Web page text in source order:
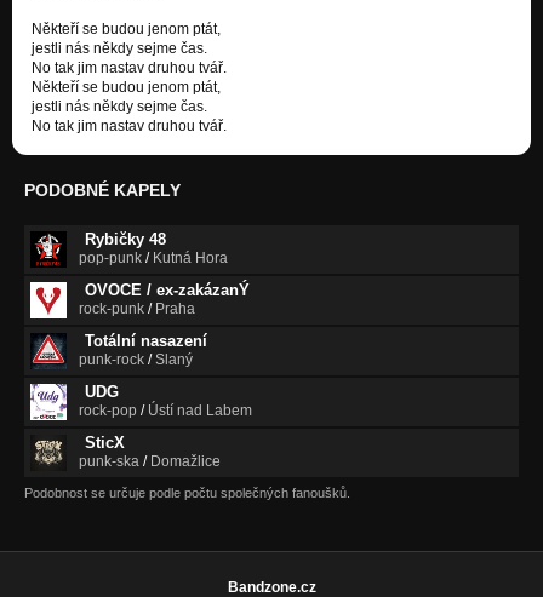
Někteří se budou jenom ptát,
jestli nás někdy sejme čas.
No tak jim nastav druhou tvář.
Někteří se budou jenom ptát,
jestli nás někdy sejme čas.
No tak jim nastav druhou tvář.
PODOBNÉ KAPELY
Rybičky 48
pop-punk / Kutná Hora
OVOCE / ex-zakázanÝ
rock-punk / Praha
Totální nasazení
punk-rock /Slaný
UDG
rock-pop / Ústí nad Labem
SticX
punk-ska / Domažlice
Podobnost se určuje podle počtu společných fanoušků.
Bandzone.cz